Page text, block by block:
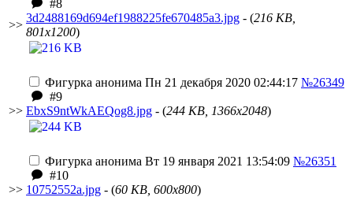
>>
#8
3d2488169d694ef1988225fe670485a3.jpg - (216 KB,
801x1200)
>>
Фигурка анонима Пн 21 декабря 2020 02:44:17 №26349
#9
EbxS9ntWkAEQog8.jpg - (244 KB, 1366x2048)
>>
Фигурка анонима Вт 19 января 2021 13:54:09 №26351
#10
10752552a.jpg - (60 KB, 600x800)